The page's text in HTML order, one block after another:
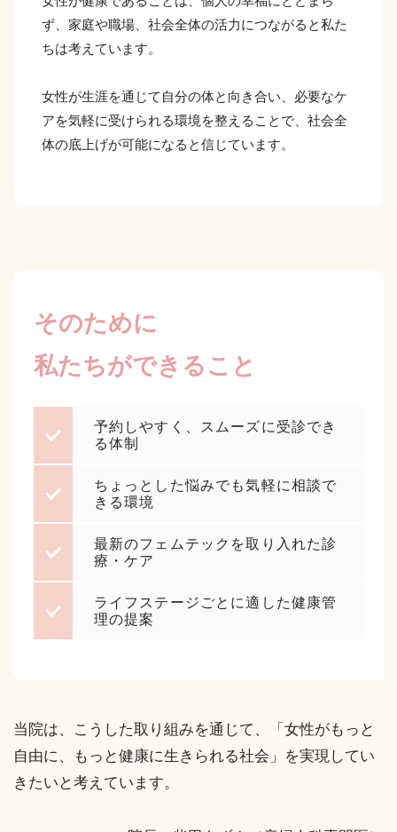
ず、家庭や職場、社会全体の活力につながると私た
ちは考えています。
女性が生涯を通じて自分の体と向き合い、必要なケ
アを気軽に受けられる環境を整えることで、社会全
体の底上げが可能になると信じています。
そのために
私たちができること
予約しやすく、スムーズに受診でき
る体制
ちょっとした悩みでも気軽に相談で
きる環境
最新のフェムテックを取り入れた診
療・ケア
ライフステージごとに適した健康管
理の提案
当院は、こうした取り組みを通じて、「女性がもっと
自由に、もっと健康に生きられる社会」を実現してい
きたいと考えています。